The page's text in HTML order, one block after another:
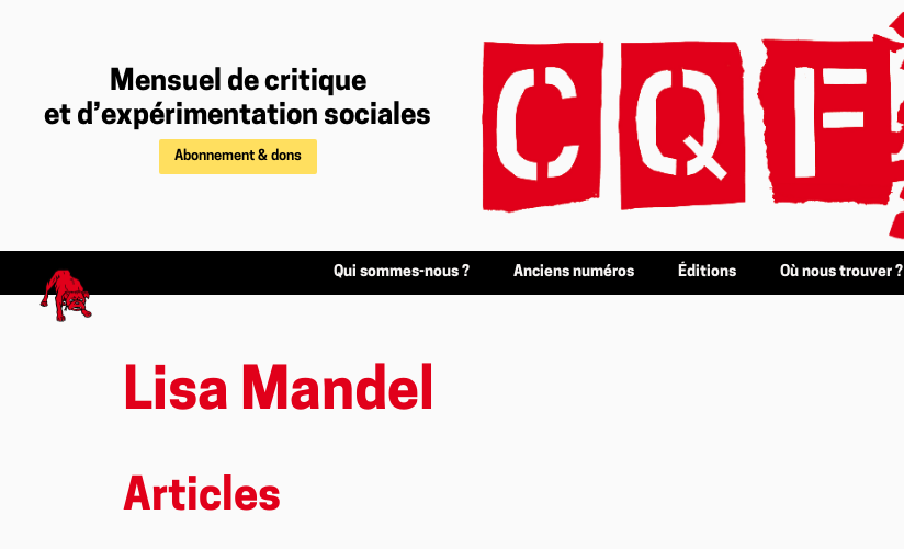
Mensuel de critique
et d’expérimentation sociales
Abonnement & dons
Qui sommes-nous ? Anciens numéros Éditions Où nous trouver ?
Lisa Mandel
Articles